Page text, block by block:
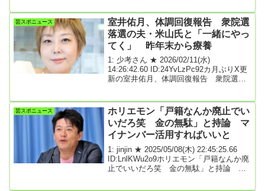
スーパー戦隊大投票』が、NHKBSで5月
17日午後7時30～午後9時30分にかけて生
放送される。これを記念して、4月5日～5
月6日まで投票を受け付けることが発表さ
れた。「5人そろってゴレンジャー！」。
人気の番組やキャラクターに...
芸スポニュース
室井佑月、体調回復報告 衆院選
落選の夫・米山氏と「一緒にやっ
てく」 昨年末から療養
1: 少考さん ★ 2026/02/11(水)
14:26:42.60 ID:24YvLzPc92カ月ぶりX更
新の室井佑月、体調回復報告 衆院選落
日 13:43昨年12月8日に腎炎のため緊急手
術を受けた作家でタレントの室井佑月
（55）が11日、自身のX（旧ツイッタ
ー）を更新。昨年末からの療養を経て体
調が回復したと報告した。昨年末からX
の更新を止めていた室井は、この日、約2
カ月ぶりの投稿で「心身のバランスを崩
し、腎炎...
芸スポニュース
ホリエモン「戸籍なんか廃止でい
いだろ笑 金の無駄」と持論 マ
イナンバー活用すればいいと
1: jinjin ★ 2025/05/08(木) 22:45:25.66
ID:LnlKWu2o9ホリエモン「戸籍なんか廃
止でいいだろ笑 金の無駄」と持論 マ